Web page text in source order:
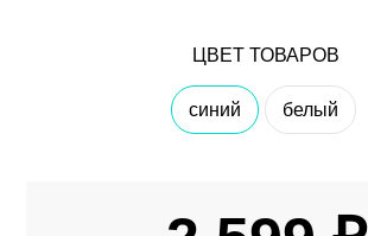
ЦВЕТ ТОВАРОВ
синий белый